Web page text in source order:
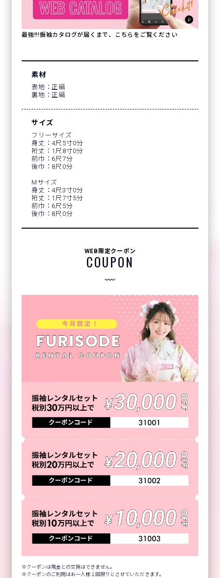
最強!!!振袖カタログが届くまで、こちらをご覧ください
素材
表地：正絹
裏地：正絹
サイズ
フリーサイズ
身丈：4尺5寸0分
裄丈：1尺8寸0分
前巾：6尺7分
後巾：8尺0分
Mサイズ
身丈：4尺3寸0分
裄丈：1尺7寸5分
前巾：6尺5分
後巾：8尺0分
WEB限定クーポン
COUPON
クーポンは現金との交換はできません。
クーポンのご利用はお一人様１回限りとさせていただきます。